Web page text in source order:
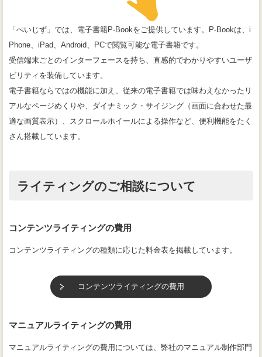
「ぺいじず」では、電子書籍P-Bookをご提供しています。P-Bookは、i
Phone、iPad、Android、PCで閲覧可能な電子書籍です。
受信端末ごとのインターフェースを持ち、直感的でわかりやすいユーザ
ビリティを装備しています。
電子書籍ならではの機能に加え、従来の電子書籍では味わえなかったリ
アルなページめくりや、ダイナミック・サイジング（画面に合わせた最
適な画質表示）、スクロールホイールによる操作など、便利機能をたく
さん搭載しています。
ライティングのご相談について
コンテンツライティングの費用
コンテンツライティングの種類に応じた料金表を掲載しています。
コンテンツライティングの費用
マニュアルライティングの費用
マニュアルライティングの費用については、弊社のマニュアル制作部門